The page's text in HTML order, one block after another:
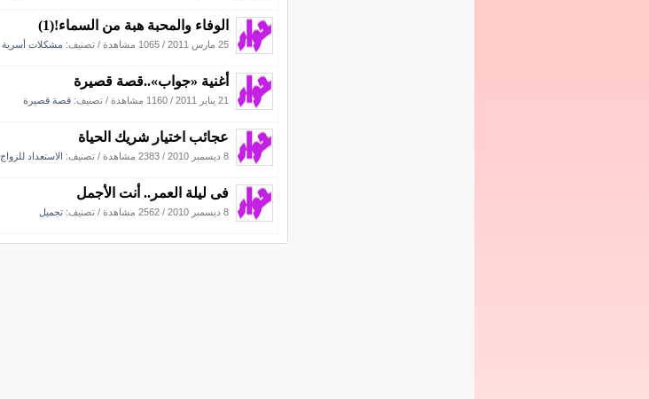
الوفاء والمحبة هبة من السماء!(1)
25 مارس 2011 / 1065 مشاهدة / تصنيف: مشكلات أسرية
أغنية «جواب»..قصة قصيرة
21 يناير 2011 / 1160 مشاهدة / تصنيف: قصة قصيرة
عجائب اختيار شريك الحياة
8 ديسمبر 2010 / 2383 مشاهدة / تصنيف: الاستعداد للزواج
فى ليلة العمر.. أنت الأجمل
8 ديسمبر 2010 / 2562 مشاهدة / تصنيف: تجميل